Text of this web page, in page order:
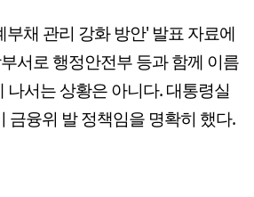
채 관리 강화 방안' 발표 자료에
서로 행정안전부 등과 함께 이름
나서는 상황은 아니다. 대통령실
금융위 발 정책임을 명확히 했다.